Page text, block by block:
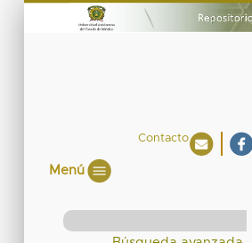
Contacto
Menú